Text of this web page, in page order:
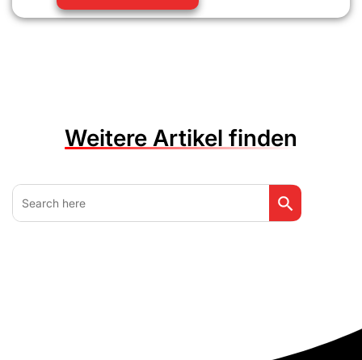
Weitere Artikel finden
Search
for:
Search Button